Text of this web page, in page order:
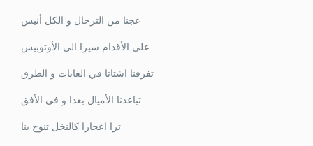
عجنا من الترحال و الكل أنيس
على الأقدام سيرا الى الأوتوبيس
تفرقنا اشتاتا في الغابات و الطرق
ترا اعجازا كالنخل تنوح بنا